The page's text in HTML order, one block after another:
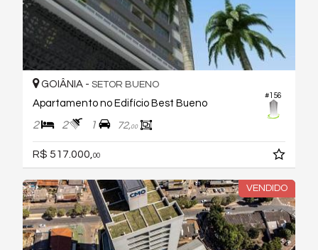
#156
GOIÂNIA - SETOR BUENO
Apartamento no Edifício Best Bueno
2 2 1 72,00
R$ 517.000, 00
VENDIDO